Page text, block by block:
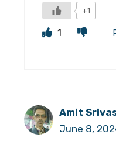
+1
1
Amit
June 8,